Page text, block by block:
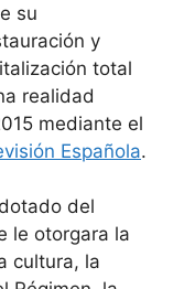
su
y
total
realidad
mediante el
Española.
del
le otorgara la
cultura, la